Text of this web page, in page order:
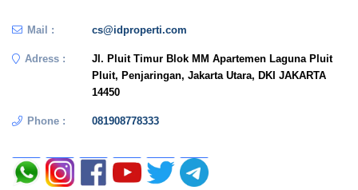
Mail : cs@idproperti.com
Adress :
Jl. Pluit Timur Blok MM Apartemen Laguna Pluit
Pluit, Penjaringan, Jakarta Utara, DKI JAKARTA
14450
Phone : 081908778333